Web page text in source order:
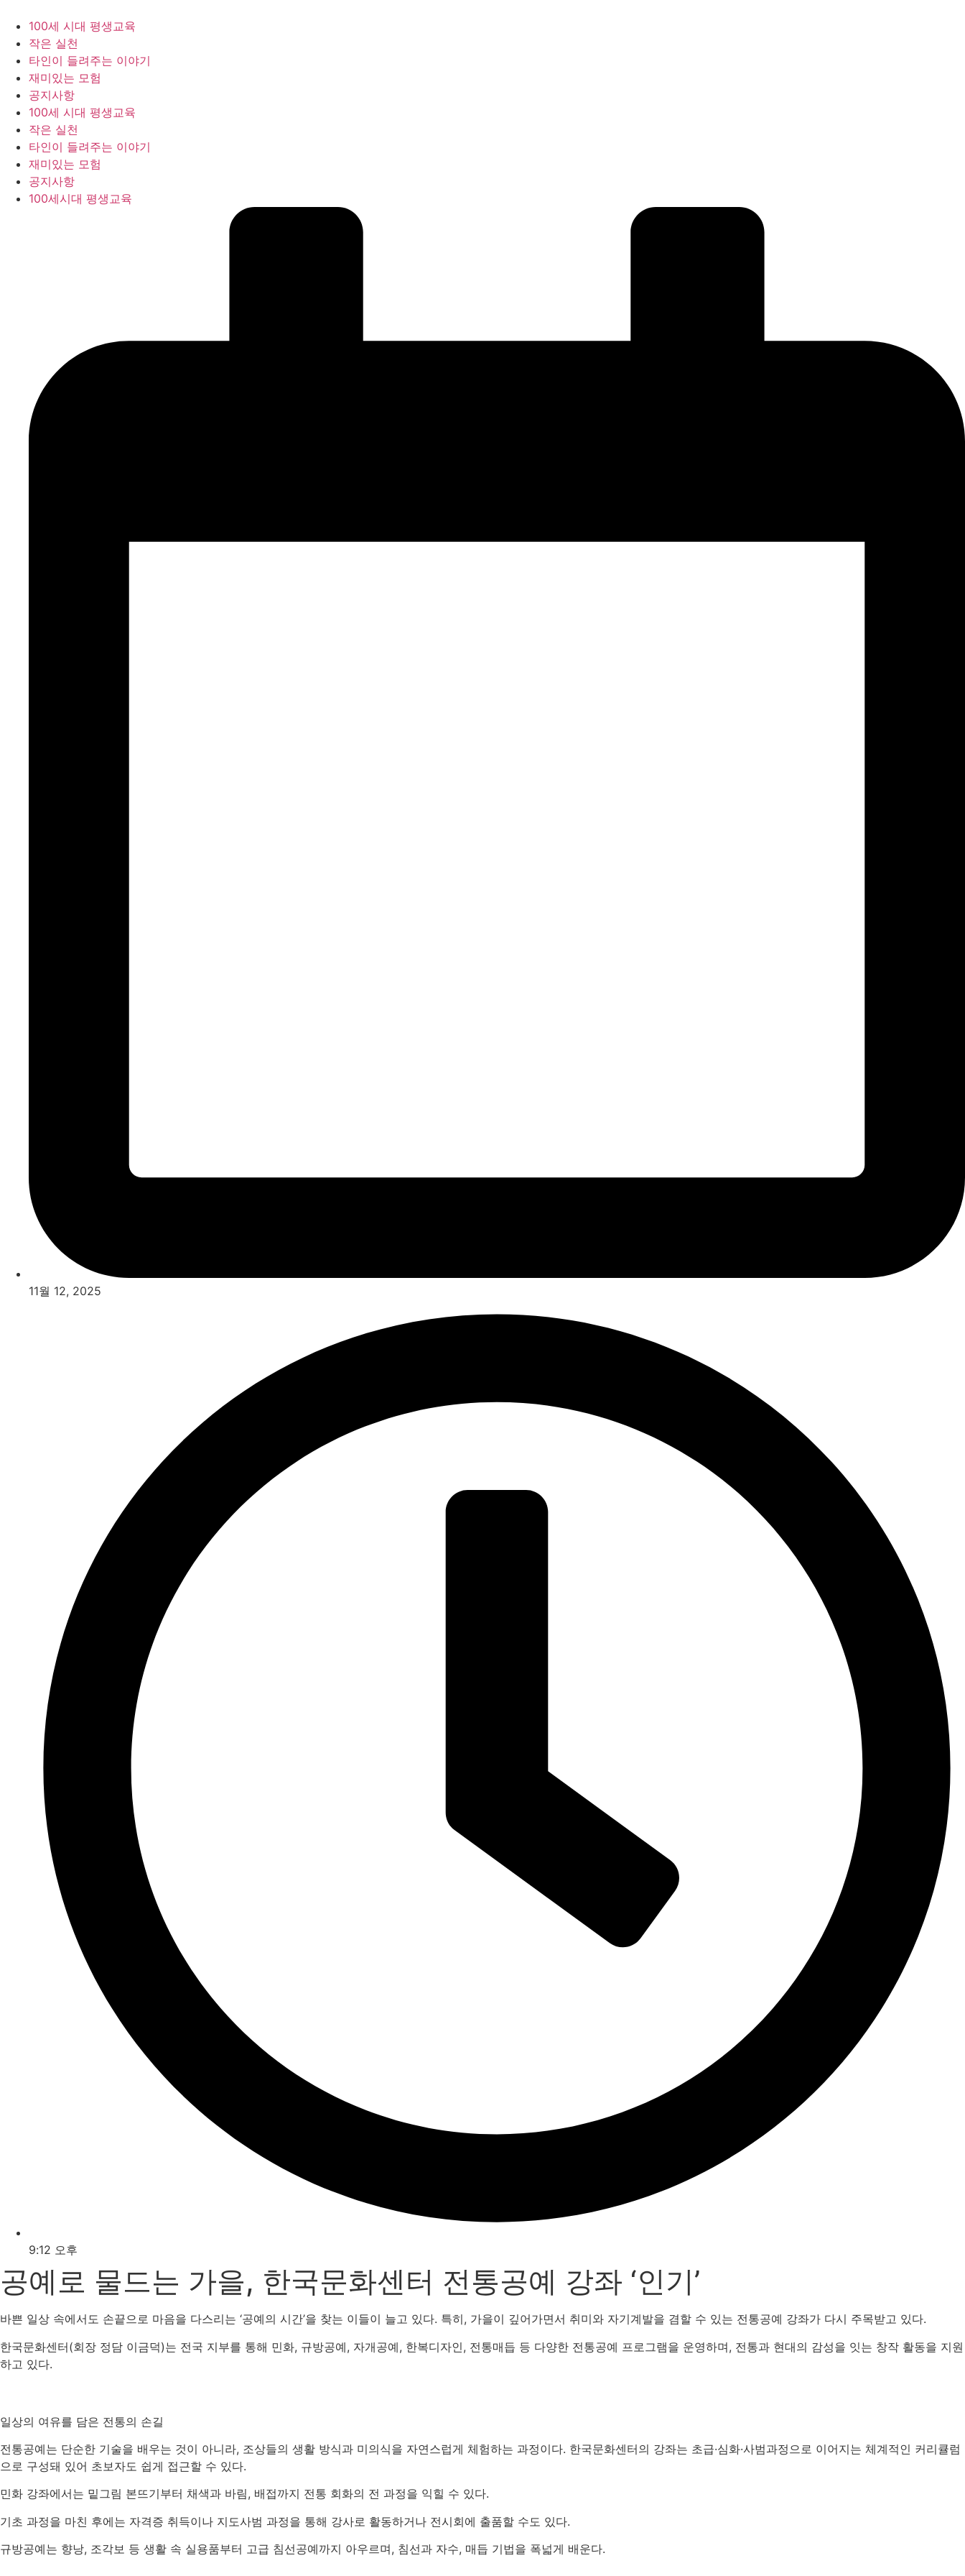
100세 시대 평생교육
작은 실천
타인이 들려주는 이야기
재미있는 모험
공지사항
100세 시대 평생교육
작은 실천
타인이 들려주는 이야기
재미있는 모험
공지사항
100세시대 평생교육
11월 12, 2025
9:12 오후
공예로 물드는 가을, 한국문화센터 전통공예 강좌 ‘인기’
바쁜 일상 속에서도 손끝으로 마음을 다스리는 ‘공예의 시간’을 찾는 이들이 늘고 있다. 특히, 가을이 깊어가면서 취미와 자기계발을 겸할 수 있는 전통공예 강좌가 다시 주목받고 있다.
한국문화센터(회장 정담 이금덕)는 전국 지부를 통해 민화, 규방공예, 자개공예, 한복디자인, 전통매듭 등 다양한 전통공예 프로그램을 운영하며, 전통과 현대의 감성을 잇는 창작 활동을 지원
하고 있다.
일상의 여유를 담은 전통의 손길
전통공예는 단순한 기술을 배우는 것이 아니라, 조상들의 생활 방식과 미의식을 자연스럽게 체험하는 과정이다. 한국문화센터의 강좌는 초급·심화·사범과정으로 이어지는 체계적인 커리큘럼
으로 구성돼 있어 초보자도 쉽게 접근할 수 있다.
민화 강좌에서는 밑그림 본뜨기부터 채색과 바림, 배접까지 전통 회화의 전 과정을 익힐 수 있다.
기초 과정을 마친 후에는 자격증 취득이나 지도사범 과정을 통해 강사로 활동하거나 전시회에 출품할 수도 있다.
규방공예는 향낭, 조각보 등 생활 속 실용품부터 고급 침선공예까지 아우르며, 침선과 자수, 매듭 기법을 폭넓게 배운다.